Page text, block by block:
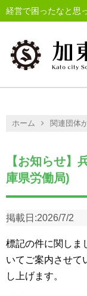
経営で困ったなと思
ホーム 関連団体
【お知らせ】
庫県労働局)
掲載日:2026/7/2
標記の件に関しま
いてご案内させて
し上げます。